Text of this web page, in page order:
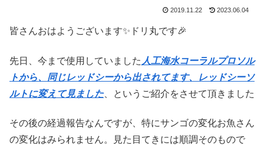
2019.11.22 2023.06.04
皆さんおはようございます✨ドリ丸です🎉
先日、今まで使用していました 人工海水コーラルプロソル
トから、同じレッドシーから出されてます、レッドシーソ
ルトに変えて見ました 、というご紹介をさせて頂きました
その後の経過報告なんですが、特にサンゴの変化お魚さん
の変化はみられません。見た目てきには順調そのもので